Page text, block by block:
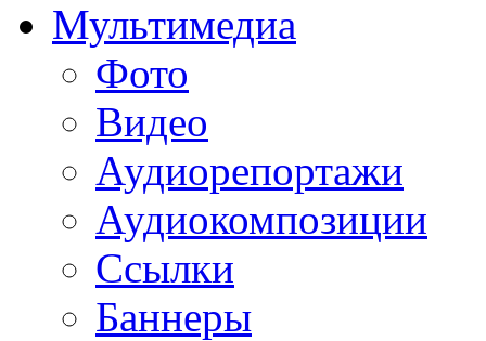
Мультимедиа
Фото
Видео
Аудиорепортажи
Аудиокомпозиции
Ссылки
Баннеры